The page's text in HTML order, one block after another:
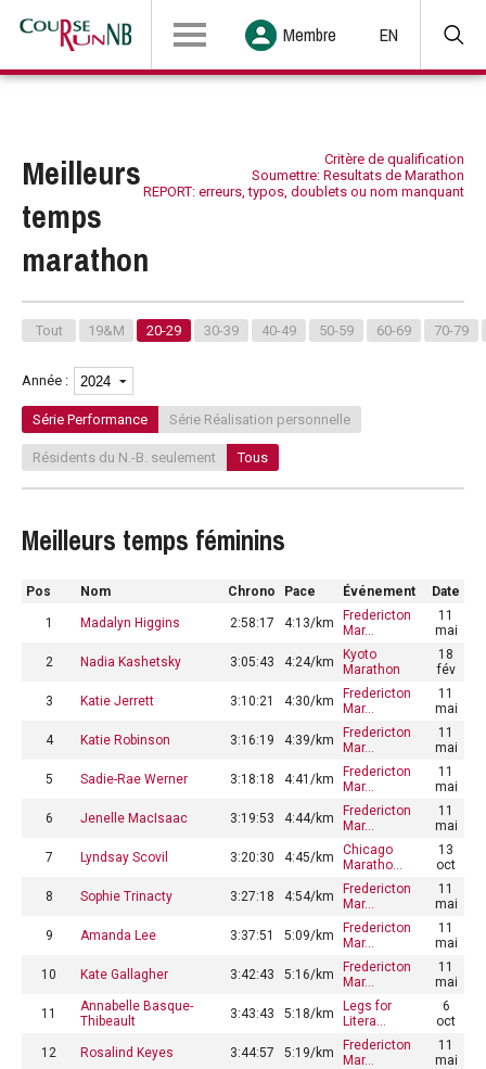
Membre EN
Critère de qualification
Soumettre: Resultats de Marathon
REPORT: erreurs, typos, doublets ou nom manquant
Meilleurs
temps
marathon
Tout 19&M 20-29 30-39 40-49 50-59 60-69 70-79
Année :
Série Performance Série Réalisation personnelle
Résidents du N.-B. seulement Tous
Meilleurs temps féminins
Pos Nom Chrono Pace Événement Date
1 Madalyn Higgins 2:58:17 4:13/km
Fredericton
Mar…
11
mai
2 Nadia Kashetsky 3:05:43 4:24/km
Kyoto
Marathon
18
fév
3 Katie Jerrett 3:10:21 4:30/km
Fredericton
Mar…
11
mai
4 Katie Robinson 3:16:19 4:39/km
Fredericton
Mar…
11
mai
5 Sadie-Rae Werner 3:18:18 4:41/km
Fredericton
Mar…
11
mai
6 Jenelle MacIsaac 3:19:53 4:44/km
Fredericton
Mar…
11
mai
7 Lyndsay Scovil 3:20:30 4:45/km
Chicago
Maratho…
13
oct
8 Sophie Trinacty 3:27:18 4:54/km
Fredericton
Mar…
11
mai
9 Amanda Lee 3:37:51 5:09/km
Fredericton
Mar…
11
mai
10 Kate Gallagher 3:42:43 5:16/km
Fredericton
Mar…
11
mai
11
Annabelle Basque-
Thibeault
3:43:43 5:18/km
Legs for
Litera…
6
oct
12 Rosalind Keyes 3:44:57 5:19/km
Fredericton
Mar…
11
mai